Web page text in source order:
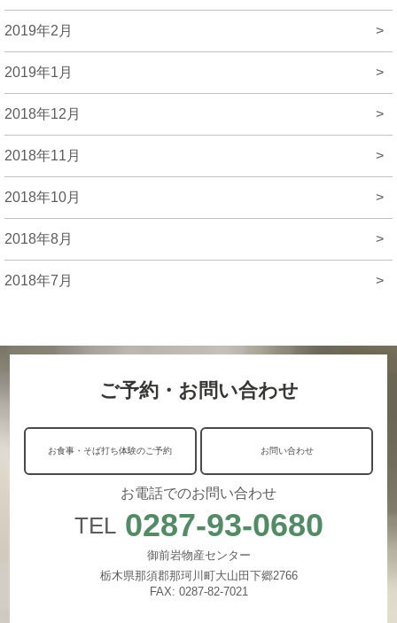
2019年2月 >
2019年1月 >
2018年12月 >
2018年11月 >
2018年10月 >
2018年8月 >
2018年7月 >
ご予約・お問い合わせ
お食事・そば打ち体験のご予約 お問い合わせ
お電話でのお問い合わせ
TEL 0287-93-0680
御前岩物産センター
栃木県那須郡那珂川町大山田下郷2766
FAX: 0287-82-7021